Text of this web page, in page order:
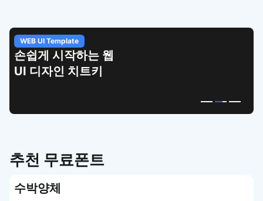
WEB UI Template
손쉽게 시작하는 웹
UI 디자인 치트키
추천 무료폰트
수박양체